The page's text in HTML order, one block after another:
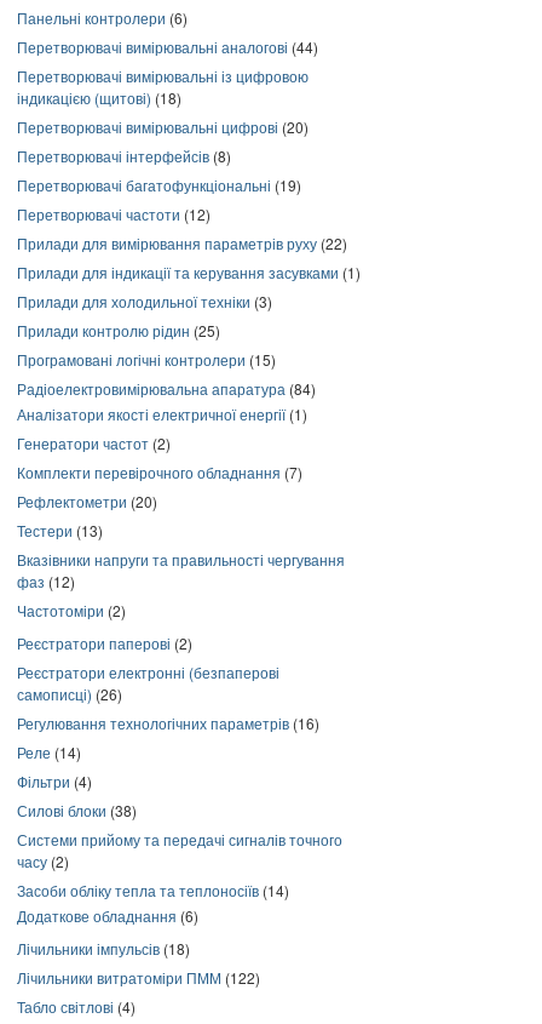
Панельні контролери (6)
Перетворювачі вимірювальні аналогові (44)
Перетворювачі вимірювальні із цифровою
індикацією (щитові) (18)
Перетворювачі вимірювальні цифрові (20)
Перетворювачі інтерфейсів (8)
Перетворювачі багатофункціональні (19)
Перетворювачі частоти (12)
Прилади для вимірювання параметрів руху (22)
Прилади для індикації та керування засувками (1)
Прилади для холодильної техніки (3)
Прилади контролю рідин (25)
Програмовані логічні контролери (15)
Радіоелектровимірювальна апаратура (84)
Аналізатори якості електричної енергії(1)
Генератори частот (2)
Комплекти перевірочного обладнання (7)
Рефлектометри (20)
Тестери (13)
Вказівники напруги та правильності чергування
фаз (12)
Частотоміри (2)
Реєстратори паперові (2)
Реєстратори електронні (безпаперові
самописці) (26)
Регулювання технологічних параметрів (16)
Реле (14)
Фільтри (4)
Силові блоки (38)
Системи прийому та передачі сигналів точного
часу (2)
Засоби обліку тепла та теплоносіїв (14)
Додаткове обладнання (6)
Лічильники імпульсів (18)
Лічильники витратоміри ПММ (122)
Табло світлові (4)